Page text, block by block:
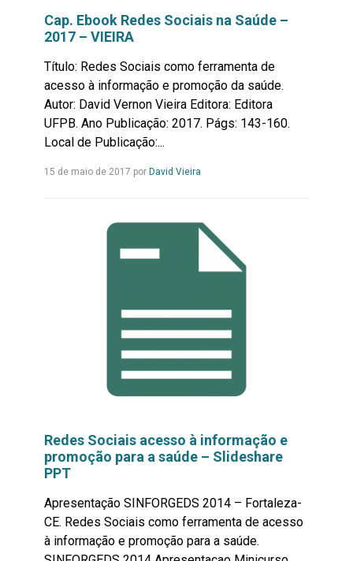
Cap. Ebook Redes Sociais na Saúde –
2017 – VIEIRA
Título: Redes Sociais como ferramenta de
acesso à informação e promoção da saúde.
Autor: David Vernon Vieira Editora: Editora
UFPB. Ano Publicação: 2017. Págs: 143-160.
Local de Publicação:...
15 de maio de 2017 por David VieiraLeia
Redes Sociais acesso à informação e
promoção para a saúde – Slideshare
PPT
Apresentação SINFORGEDS 2014 – Fortaleza-
CE. Redes Sociais como ferramenta de acesso
à informação e promoção para a saúde.